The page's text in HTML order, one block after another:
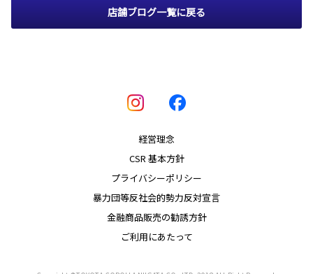
店舗ブログ一覧に戻る
経営理念
CSR 基本方針
プライバシーポリシー
暴力団等反社会的勢力反対宣言
金融商品販売の勧誘方針
ご利用にあたって